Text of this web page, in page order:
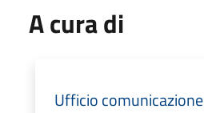
A cura di
Ufficio comunicazione